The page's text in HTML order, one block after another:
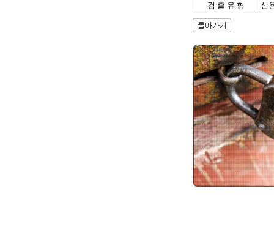
검 출 유 형 신